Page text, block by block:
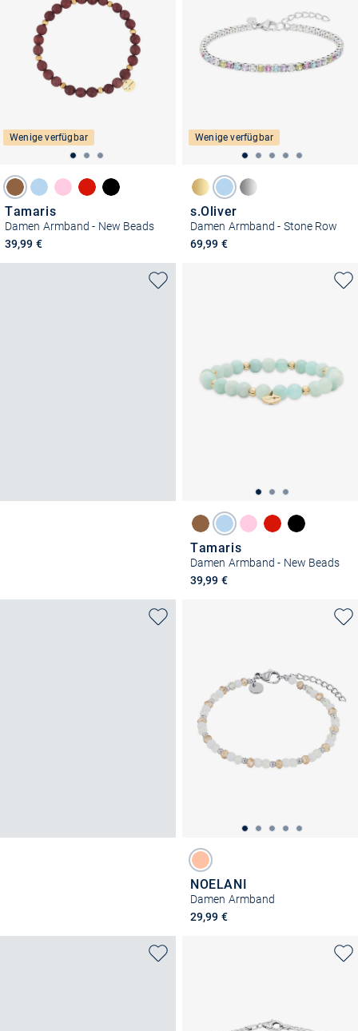
Wenige verfügbar
Tamaris
Damen Armband - New Beads
39,99 €
Wenige verfügbar
s.Oliver
Damen Armband - Stone Row
69,99 €
Tamaris
Damen Armband - New Beads
39,99 €
NOELANI
Damen Armband
29,99 €